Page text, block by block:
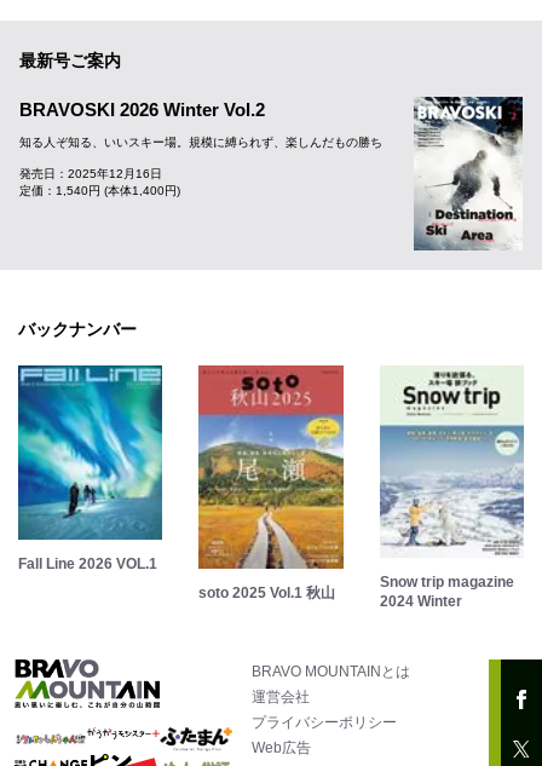
最新号ご案内
BRAVOSKI 2026 Winter Vol.2
知る人ぞ知る、いいスキー場。規模に縛られず、楽しんだもの勝ち
発売日：2025年12月16日
定価：1,540円 (本体1,400円)
バックナンバー
Fall Line 2026 VOL.1
soto 2025 Vol.1 秋山
Snow trip magazine
2024 Winter
BRAVO MOUNTAINとは
運営会社
プライバシーポリシー
Web広告